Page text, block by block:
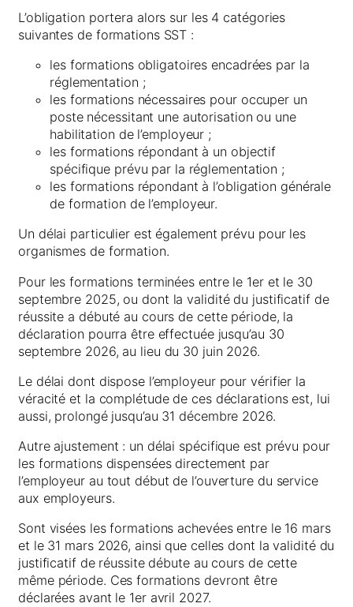
L’obligation portera alors sur les 4 catégories
suivantes de formations SST :
les formations obligatoires encadrées par la
réglementation ;
les formations nécessaires pour occuper un
poste nécessitant une autorisation ou une
habilitation de l’employeur ;
les formations répondant à un objectif
spécifique prévu par la réglementation ;
les formations répondant à l’obligation générale
de formation de l’employeur.
Un délai particulier est également prévu pour les
organismes de formation.
Pour les formations terminées entre le 1er et le 30
septembre 2025, ou dont la validité du justificatif de
réussite a débuté au cours de cette période, la
déclaration pourra être effectuée jusqu’au 30
septembre 2026, au lieu du 30 juin 2026.
Le délai dont dispose l’employeur pour vérifier la
véracité et la complétude de ces déclarations est, lui
aussi, prolongé jusqu’au 31 décembre 2026.
Autre ajustement : un délai spécifique est prévu pour
les formations dispensées directement par
l’employeur au tout début de l’ouverture du service
aux employeurs.
Sont visées les formations achevées entre le 16 mars
et le 31 mars 2026, ainsi que celles dont la validité du
justificatif de réussite débute au cours de cette
même période. Ces formations devront être
déclarées avant le 1er avril 2027.